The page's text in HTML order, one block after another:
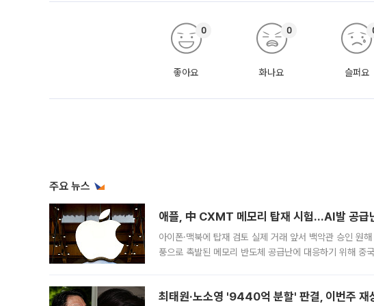
좋아요
0
화나요
0
슬퍼요
주요 뉴스
애플, 中 CXMT 메모리 탑재 시험…AI발 공급
아이폰·맥북에 탑재 검토 실제 거래 앞서 백악관 승인 원
풍으로 촉발된 메모리 반도체 공급난에 대응하기 위해
최태원·노소영 '9440억 분할' 판결, 이번주 재